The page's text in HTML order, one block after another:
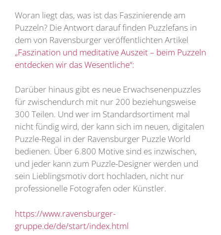
Woran liegt das, was ist das Faszinierende am
Puzzeln? Die Antwort darauf finden Puzzlefans in
dem von Ravensburger veröffentlichten Artikel
„Faszination und meditative Auszeit – beim Puzzeln
entdecken wir das Wesentliche“:
Darüber hinaus gibt es neue Erwachsenenpuzzles
für zwischendurch mit nur 200 beziehungsweise
300 Teilen. Und wer im Standardsortiment mal
nicht fündig wird, der kann sich im neuen, digitalen
Puzzle-Regal in der Ravensburger Puzzle World
bedienen. Über 6.800 Motive sind es inzwischen,
und jeder kann zum Puzzle-Designer werden und
sein Lieblingsmotiv dort hochladen, nicht nur
professionelle Fotografen oder Künstler.
https://www.ravensburger-
gruppe.de/de/start/index.html